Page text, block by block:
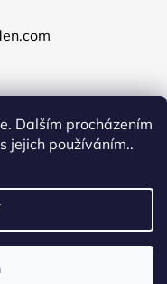
Dalším procházením
jejich používáním..
. Všechna práva